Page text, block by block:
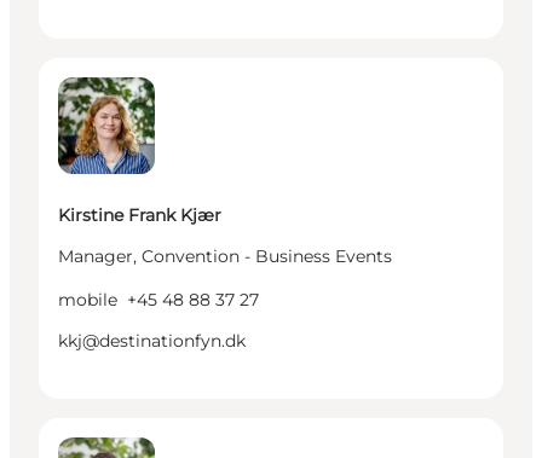
Kirstine Frank Kjær
Manager, Convention - Business Events
mobile +45 48 88 37 27
kkj@destinationfyn.dk